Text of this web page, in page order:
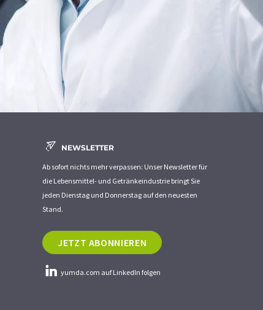
NEWSLETTER
Ab sofort nichts mehr verpassen: Unser Newsletter für
die Lebensmittel- und Getränkeindustrie bringt Sie
jeden Dienstag und Donnerstag auf den neuesten
Stand.
JETZT ABONNIEREN
yumda.com auf LinkedIn folgen